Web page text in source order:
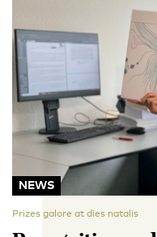
NEWS
Prizes galore at dies natalis